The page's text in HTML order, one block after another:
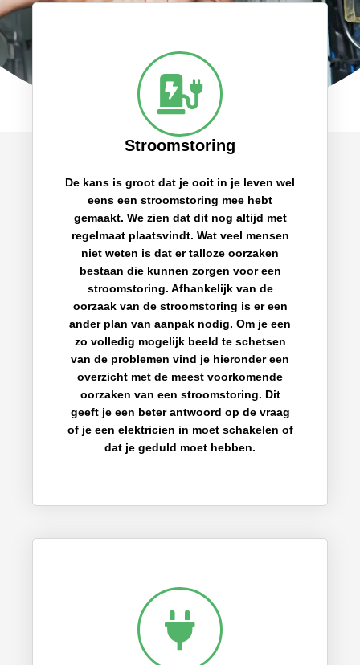
Stroomstoring
De kans is groot dat je ooit in je leven wel
eens een stroomstoring mee hebt
gemaakt. We zien dat dit nog altijd met
regelmaat plaatsvindt. Wat veel mensen
niet weten is dat er talloze oorzaken
bestaan die kunnen zorgen voor een
stroomstoring. Afhankelijk van de
oorzaak van de stroomstoring is er een
ander plan van aanpak nodig. Om je een
zo volledig mogelijk beeld te schetsen
van de problemen vind je hieronder een
overzicht met de meest voorkomende
oorzaken van een stroomstoring. Dit
geeft je een beter antwoord op de vraag
of je een elektricien in moet schakelen of
dat je geduld moet hebben.